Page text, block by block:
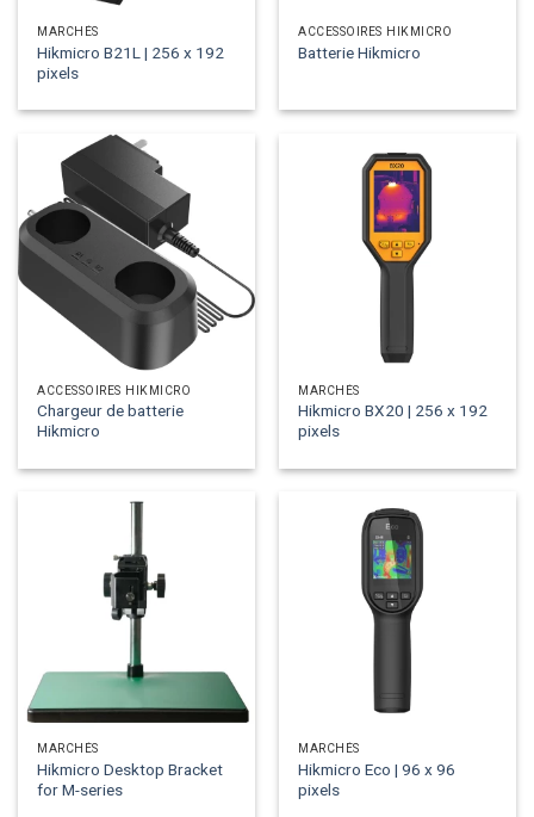
MARCHÉS
Hikmicro B21L | 256 x 192
pixels
ACCESSOIRES HIKMICRO
Batterie Hikmicro
ACCESSOIRES HIKMICRO
Chargeur de batterie
Hikmicro
MARCHÉS
Hikmicro BX20 | 256 x 192
pixels
MARCHÉS
Hikmicro Desktop Bracket
for M-series
MARCHÉS
Hikmicro Eco | 96 x 96
pixels